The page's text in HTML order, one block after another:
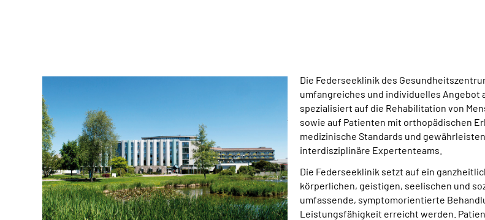
Die Federseeklinik des
umfangreiches und individuelles Angebot
spezialisiert auf die Rehabilitation von
sowie auf Patienten mit orthopädischen
medizinische Standards und
interdisziplinäre Expertenteams.
Die Federseeklinik setzt auf ein
körperlichen, geistigen, seelischen und
umfassende, symptomorientierte
Leistungsfähigkeit erreicht werden.